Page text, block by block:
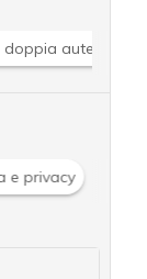
autenticazione
Cyber sicurezza